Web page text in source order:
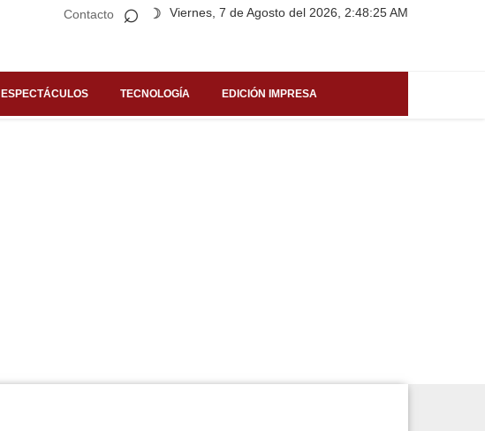
Contacto Viernes, 7 de Agosto del 2026, 2:48:25 AM
⌕ ☽
ESPECTÁCULOS TECNOLOGÍA EDICIÓN IMPRESA